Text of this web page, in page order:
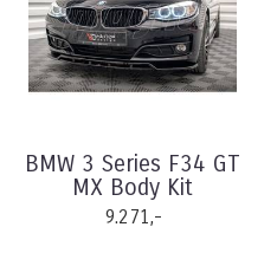
BMW 3 Series F34 GT
MX Body Kit
9.271,-